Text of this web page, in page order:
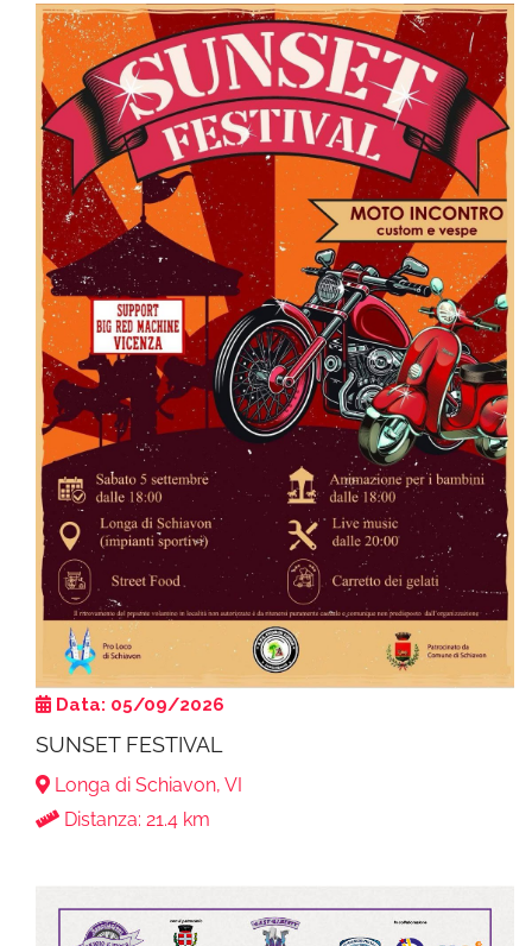
Data: 05/09/2026
SUNSET FESTIVAL
Longa di Schiavon, VI
Distanza: 21.4 km